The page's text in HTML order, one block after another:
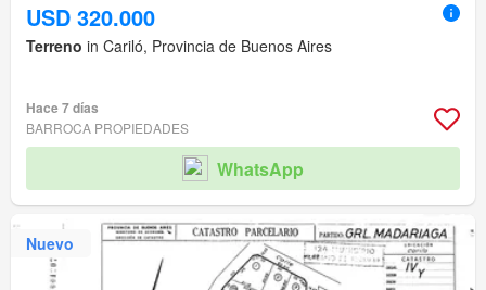
USD 320.000
Terreno in Cariló, Provincia de Buenos Aires
Hace 7 días
BARROCA PROPIEDADES
WhatsApp
Nuevo